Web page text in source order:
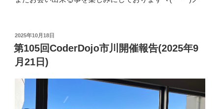
投
稿
日:
2025年10月18日
第105回CoderDojo市川開催報告(2025年9
月21日)